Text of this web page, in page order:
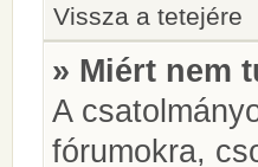
Vissza a tetejére
» Miért nem
A
fórumokra,